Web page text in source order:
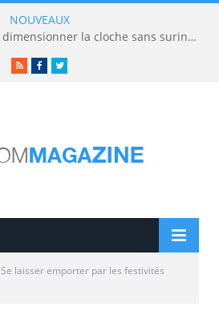
NOUVEAUX
Boxer 30 ou Boxer 42 : dimensionner la cloche sans surinvestir
RSSFacebookTwitter
Se laisser emporter par les festivités